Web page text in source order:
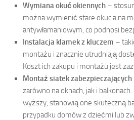
Wymiana okuć okiennych –
można wymienić stare okucia na
antywłamaniowym, co podnosi
Instalacja klamek z kluczem –
montażu i znacznie utrudniają
Koszt ich zakupu i montażu jest
Montaż siatek zabezpieczających
zarówno na oknach, jak i
wyższy, stanowią one skuteczną
przypadku domów z dziećmi lub